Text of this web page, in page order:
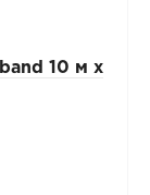
10 м х